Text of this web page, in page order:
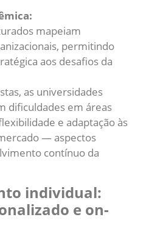
mapeiam
permitindo
aos desafios da
as universidades
dificuldades em áreas
e adaptação às
— aspectos
contínuo da
individual:
e on-